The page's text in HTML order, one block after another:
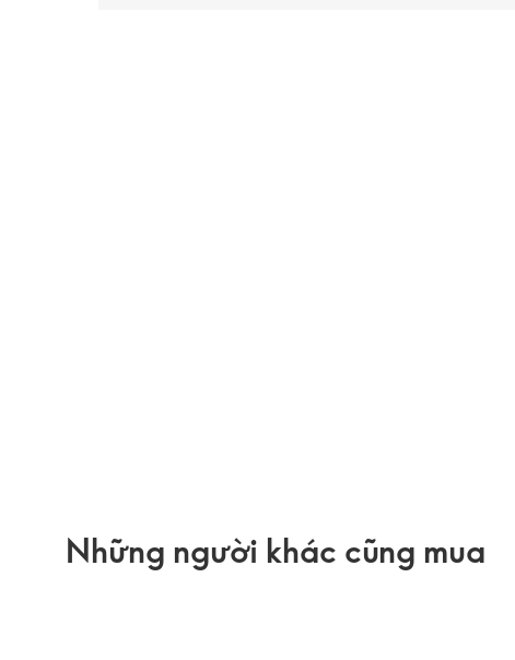
Những người khác cũng mua